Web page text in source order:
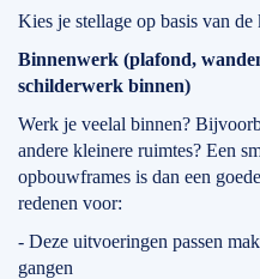
Kies je stellage op basis van
Binnenwerk (plafond,
schilderwerk binnen)
Werk je veelal binnen?
andere kleinere ruimtes? Een
opbouwframes is dan een
redenen voor:
- Deze uitvoeringen passen
gangen